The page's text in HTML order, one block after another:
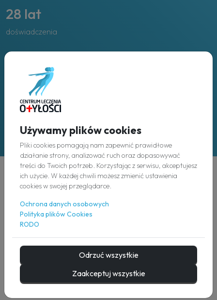
Używamy plików cookies
Pliki cookies pomagają nam zapewnić prawidłowe
działanie strony, analizować ruch oraz dopasowywać
treści do Twoich potrzeb. Korzystając z serwisu, akceptujesz
ich użycie. W każdej chwili możesz zmienić ustawienia
cookies w swojej przeglądarce.
Ochrona danych osobowych
Polityka plików Cookies
RODO
Odrzuć wszystkie
Zaakceptuj wszystkie
28 lat
doświadczenia
Placówki
w całej Polsce
Odkryj
O nas
Nasz zespół